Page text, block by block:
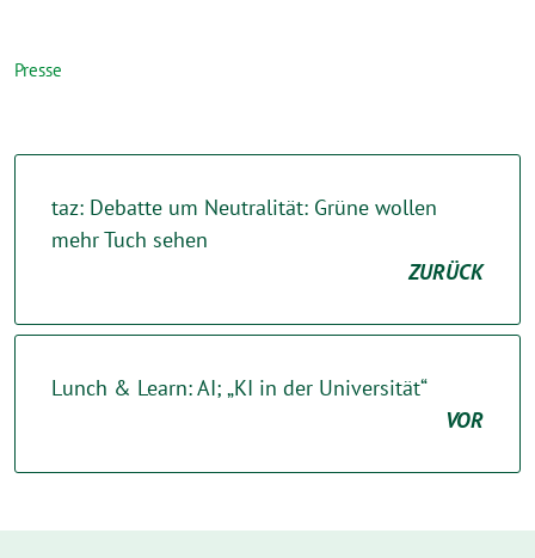
Presse
taz: Debatte um Neutralität: Grüne wollen
mehr Tuch sehen
ZURÜCK
Lunch & Learn: AI; „KI in der Universität“
VOR